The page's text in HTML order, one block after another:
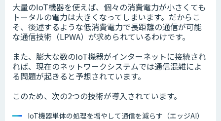
大量のIoT機器を使えば、個々の消費電力が小さくても
トータルの電力は大きくなってしまいます。だからこ
そ、後述するような低消費電力で長距離の通信が可能
な通信技術（LPWA）が求められているわけです。
また、膨大な数のIoT機器がインターネットに接続され
れば、現在のネットワークシステムでは通信混雑によ
る問題が起きると予想されています。
このため、次の2つの技術が導入されています。
IoT機器単体の処理を増やして通信を減らす（エッジAI）